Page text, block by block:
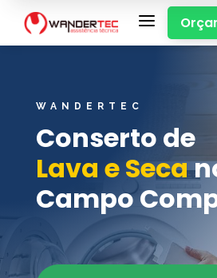
a
WANDERTEC
Conserto de
Lava e Seca
Campo